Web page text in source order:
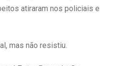
atiraram nos policiais e
mas não resistiu.